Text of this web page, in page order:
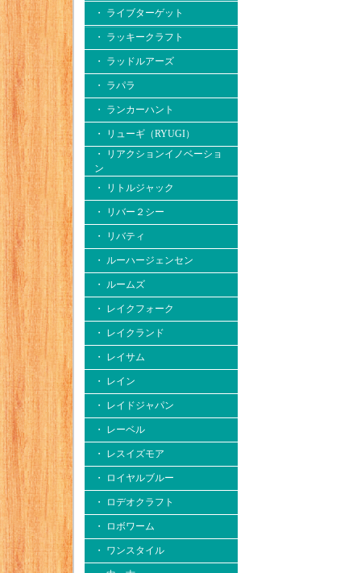
・ ライブターゲット
・ ラッキークラフト
・ ラッドルアーズ
・ ラパラ
・ ランカーハント
・ リューギ（RYUGI）
・ リアクションイノベーショ
ン
・ リトルジャック
・ リバー２シー
・ リバティ
・ ルーハージェンセン
・ ルームズ
・ レイクフォーク
・ レイクランド
・ レイサム
・ レイン
・ レイドジャパン
・ レーベル
・ レスイズモア
・ ロイヤルブルー
・ ロデオクラフト
・ ロボワーム
・ ワンスタイル